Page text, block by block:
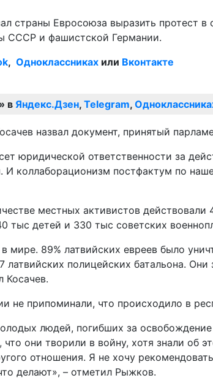
страны Евросоюза выразить протест
СССР и фашистской Германии.
, Одноклассниках или Вконтакте
в Яндекс.Дзен, Telegram,
назвал документ, принятый
юридической ответственности за
И коллаборационизм постфактум по
местных активистов
тыс детей и 330 тыс советских
89% латвийских евреев было
полицейских батальона.
Косачев.
не припоминали, что происходило в
людей, погибших за
они творили в войну, хотя знали об
отношения. Я не хочу
делают», – отметил Рыжков.